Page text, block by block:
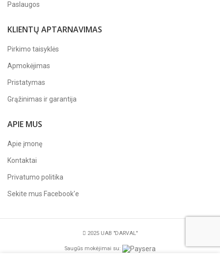
Paslaugos
KLIENTŲ APTARNAVIMAS
Pirkimo taisyklės
Apmokėjimas
Pristatymas
Grąžinimas ir garantija
APIE MUS
Apie įmonę
Kontaktai
Privatumo politika
Sekite mus Facebook'e
2025 UAB "DARVAL"
Saugūs mokėjimai su: